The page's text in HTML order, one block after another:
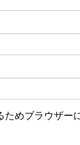
ためブラウザー